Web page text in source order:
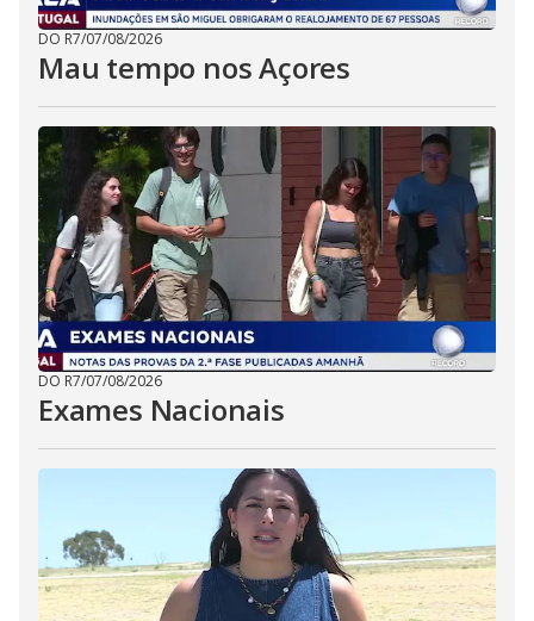
DO R7/07/08/2026
Mau tempo nos Açores
DO R7/07/08/2026
Exames Nacionais